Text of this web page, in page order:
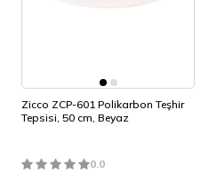
Zicco ZCP-601 Polikarbon Teşhir
Tepsisi, 50 cm, Beyaz
0.0